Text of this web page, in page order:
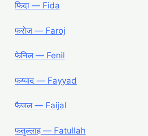
फिदा ― Fida
फरोज ― Faroj
फेनिल ― Fenil
फय्याद ― Fayyad
फैजल ― Faijal
फतुल्लाह ― Fatullah